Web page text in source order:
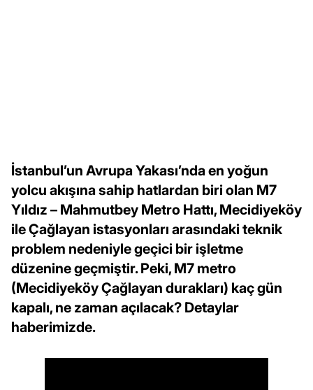
İstanbul’un Avrupa Yakası’nda en yoğun
yolcu akışına sahip hatlardan biri olan M7
Yıldız – Mahmutbey Metro Hattı, Mecidiyeköy
ile Çağlayan istasyonları arasındaki teknik
problem nedeniyle geçici bir işletme
düzenine geçmiştir. Peki, M7 metro
(Mecidiyeköy Çağlayan durakları) kaç gün
kapalı, ne zaman açılacak? Detaylar
haberimizde.